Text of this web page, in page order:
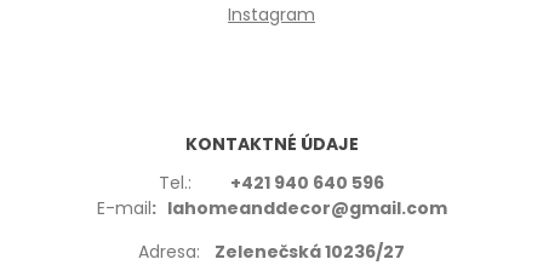
Instagram
KONTAKTNÉ ÚDAJE
Tel.: +421 940 640 596
E-mail: lahomeanddecor@gmail.com
Adresa: Zelenečská 10236/27